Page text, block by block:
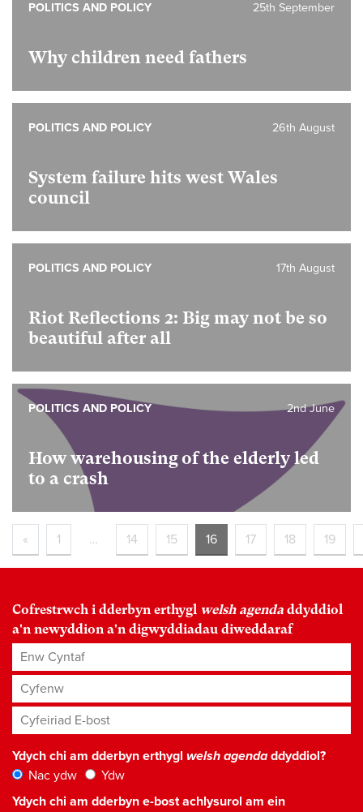
Why children need fathers
25th September
POLITICS AND POLICY
System failure hits west Wales
council
26th August
POLITICS AND POLICY
Riot Reflections 2: Big may not be so
beautiful after all
17th August
POLITICS AND POLICY
How warehousing of the elderly led
to a crash
2nd June
POLITICS AND POLICY
« 1 … 14 15 16 17 18 19
Cofrestrwch i dderbyn erthygl welsh agenda ddyddiol
a'n newyddion a'n digwyddiadau diweddaraf
Enw Cyntaf
Cyfenw
Cyfeiriad E-bost*
Ydych chi am dderbyn erthygl welsh agendaddyddiol?
Nac ydw
Ydw
Ydych chi am dderbyn e-bost achlysurol am ein